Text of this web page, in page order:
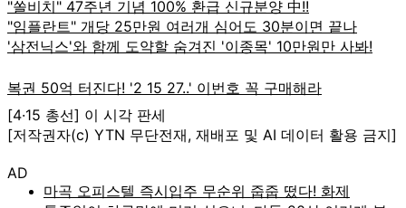
[4·15 총선] 이 시각 판세
[저작권자(c) YTN 무단전재, 재배포 및 AI 데이터 활용 금지]
AD